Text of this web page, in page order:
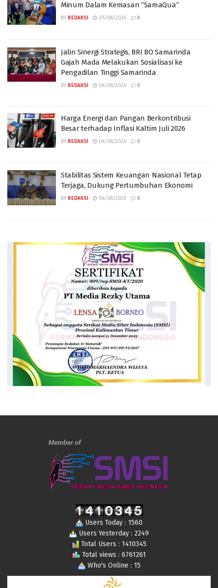
Minum Dalam Kemasan “SamaQua”
BY REDAKSI 05/08/2026 0
Jalin Sinergi Strategis, BRI BO Samarinda
Gajah Mada Melakukan Sosialisasi ke
Pengadilan Tinggi Samarinda
BY REDAKSI 04/08/2026 0
Harga Energi dan Pangan Berkontribusi
Besar terhadap Inflasi Kaltim Juli 2026
BY REDAKSI 04/08/2026 0
Stabilitas Sistem Keuangan Nasional Tetap
Terjaga, Dukung Pertumbuhan Ekonomi
BY REDAKSI 04/08/2026 0
Users Today : 1560
Users Yesterday : 2249
Total Users : 1410345
Total views : 6761261
Who's Online : 15